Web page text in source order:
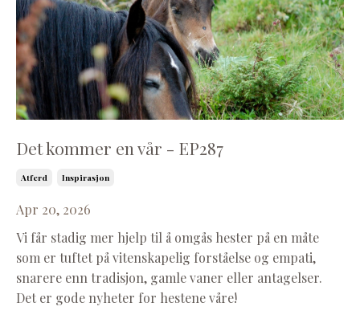
Det kommer en vår - EP287
Atferd Inspirasjon
Apr 20, 2026
Vi får stadig mer hjelp til å omgås hester på en måte
som er tuftet på vitenskapelig forståelse og empati,
snarere enn tradisjon, gamle vaner eller antagelser.
Det er gode nyheter for hestene våre!